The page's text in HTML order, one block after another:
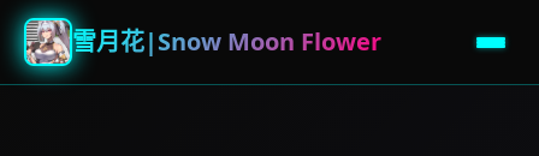
雪月花|Snow Moon Flower